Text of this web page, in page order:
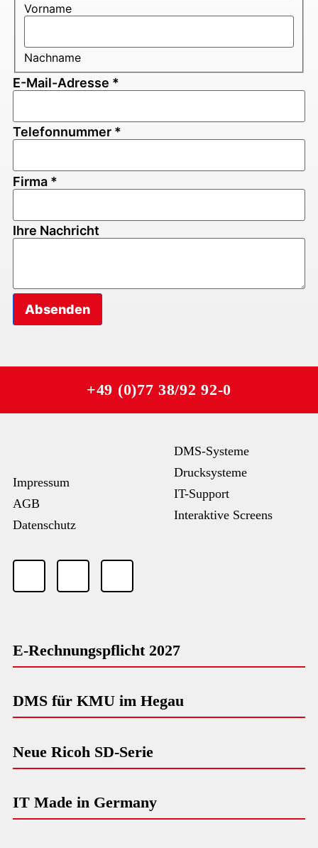
Vorname
Nachname
E-Mail-Adresse *
Telefonnummer *
Firma *
Telefonnummer
Firma Nachricht
Ihre Nachricht
Absenden
+49 (0)77 38/92 92-0
Impressum
AGB
Datenschutz
DMS-Systeme
Drucksysteme
IT-Support
Interaktive Screens
E-Rechnungspflicht 2027
DMS für KMU im Hegau
Neue Ricoh SD-Serie
IT Made in Germany